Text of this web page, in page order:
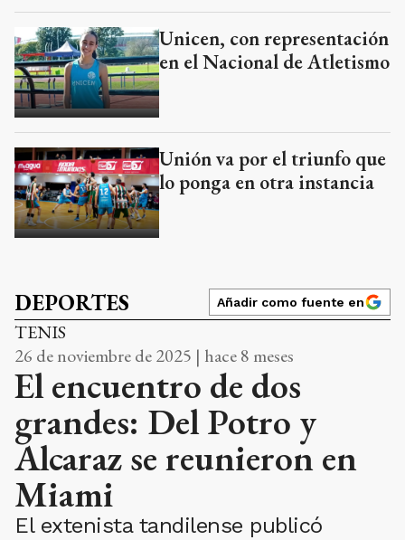
Unicen, con representación
en el Nacional de Atletismo
Unión va por el triunfo que
lo ponga en otra instancia
DEPORTES Añadir como fuente en
TENIS
26 de noviembre de 2025 | hace 8 meses
El encuentro de dos
grandes: Del Potro y
Alcaraz se reunieron en
Miami
El extenista tandilense publicó